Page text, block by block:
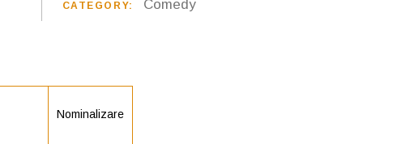
CATEGORY: Comedy
Nominalizare